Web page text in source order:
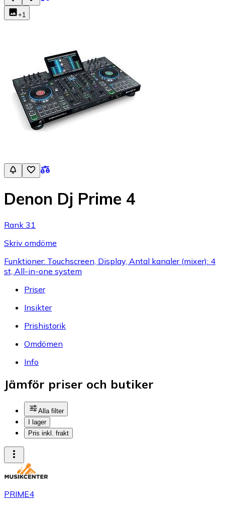
+1
Denon Dj Prime 4
Rank 31
Skriv omdöme
Funktioner: Touchscreen, Display, Antal kanaler (mixer): 4
st, All-in-one system
Priser
Insikter
Prishistorik
Omdömen
Info
Jämför priser och butiker
Alla filter
I lager
Pris inkl. frakt
PRIME4